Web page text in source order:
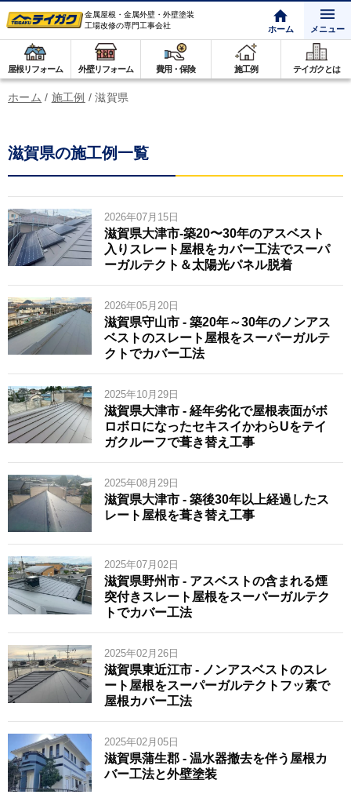
金属屋根・金属外壁・外壁塗装
工場改修の専門工事会社
ホーム メニュー
屋根リフォーム 外壁リフォーム 費用・保険 施工例 テイガクとは
ホーム / 施工例 / 滋賀県
滋賀県の施工例一覧
2026年07月15日
滋賀県大津市-築20〜30年のアスベスト
入りスレート屋根をカバー工法でスーパ
ーガルテクト＆太陽光パネル脱着
2026年05月20日
滋賀県守山市 - 築20年～30年のノンアス
ベストのスレート屋根をスーパーガルテ
クトでカバー工法
2025年10月29日
滋賀県大津市 - 経年劣化で屋根表面がボ
ロボロになったセキスイかわらUをテイ
ガクルーフで葺き替え工事
2025年08月29日
滋賀県大津市 - 築後30年以上経過したス
レート屋根を葺き替え工事
2025年07月02日
滋賀県野州市 - アスベストの含まれる煙
突付きスレート屋根をスーパーガルテク
トでカバー工法
2025年02月26日
滋賀県東近江市 - ノンアスベストのスレ
ート屋根をスーパーガルテクトフッ素で
屋根カバー工法
2025年02月05日
滋賀県蒲生郡 - 温水器撤去を伴う屋根カ
バー工法と外壁塗装